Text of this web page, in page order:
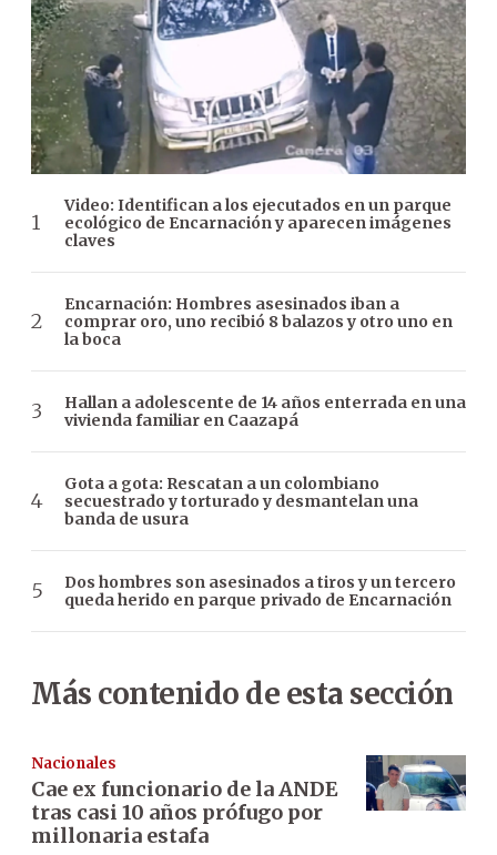
Video: Identifican a los ejecutados en un parque
ecológico de Encarnación y aparecen imágenes
claves
Encarnación: Hombres asesinados iban a
comprar oro, uno recibió 8 balazos y otro uno en
la boca
Hallan a adolescente de 14 años enterrada en una
vivienda familiar en Caazapá
Gota a gota: Rescatan a un colombiano
secuestrado y torturado y desmantelan una
banda de usura
Dos hombres son asesinados a tiros y un tercero
queda herido en parque privado de Encarnación
Más contenido de esta sección
Nacionales
Cae ex funcionario de la ANDE
tras casi 10 años prófugo por
millonaria estafa